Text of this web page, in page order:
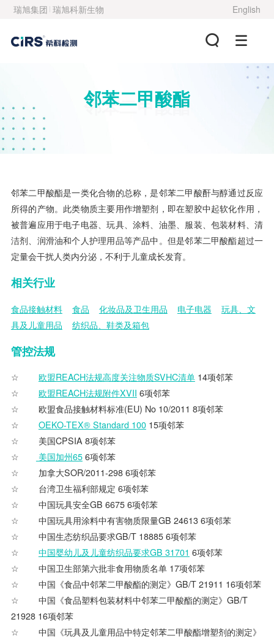
瑞旭集团 瑞旭科新生物 English
邻苯二甲酸酯
邻苯二甲酸酯
邻苯二甲酸酯是一类化合物的总称，是邻苯二甲酸酐与醇通过反应
所得的产物。此类物质主要用作增塑剂，即在塑胶中起软化作用，
被普遍应用于电子电器、玩具、涂料、油墨、服装、包装材料、清
洁剂、润滑油和个人护理用品等产品中。但是邻苯二甲酸酯超过一
定量会干扰人类内分泌，不利于儿童成长发育。
相关行业
食品接触材料 食品 化妆品及卫生用品 电子电器
玩具、文
具及儿童用品
纺织品、鞋类及箱包
管控法规
欧盟REACH法规高度关注物质SVHC清单14项邻苯
欧盟REACH法规附件XVII 6项邻苯
欧盟食品接触材料标准(EU) No 10/2011 8项邻苯
OEKO-TEX® Standard 10015项邻苯
美国CPSIA 8项邻苯
美国加州656项邻苯
加拿大SOR/2011-298 6项邻苯
台湾卫生福利部规定 6项邻苯
中国玩具安全GB 6675 6项邻苯
中国玩具用涂料中有害物质限量GB 24613 6项邻苯
中国生态纺织品要求GB/T 18885 6项邻苯
中国婴幼儿及儿童纺织品要求GB 31701 6项邻苯
中国卫生部第六批非食用物质名单 17项邻苯
中国《食品中邻苯二甲酸酯的测定》GB/T 21911 16项邻苯
中国《食品塑料包装材料中邻苯二甲酸酯的测定》GB/T
21928 16项邻苯
中国《玩具及儿童用品中特定邻苯二甲酸酯增塑剂的测定》